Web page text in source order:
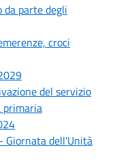
parte degli
croci
del servizio
primaria
Giornata dell'Unità